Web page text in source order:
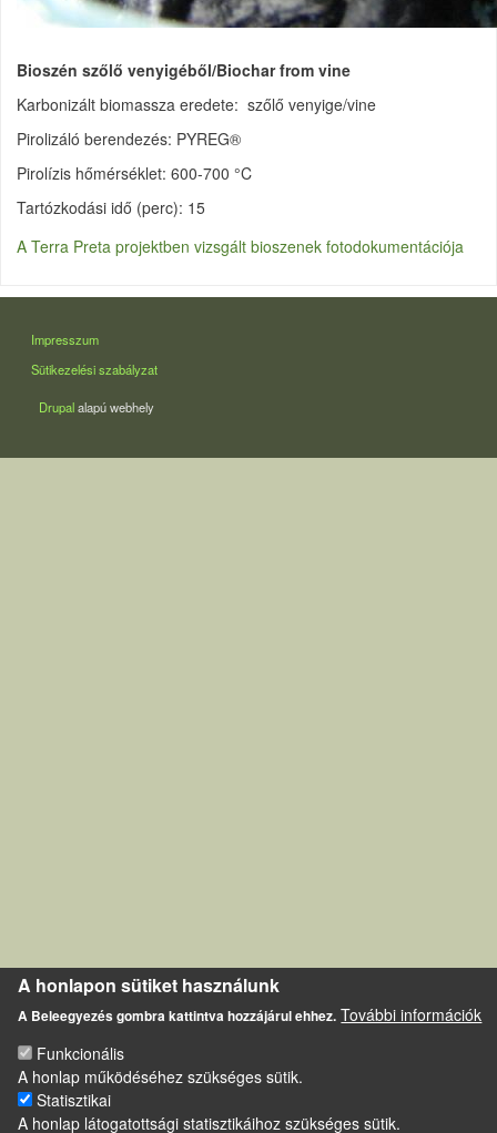
Bioszén szőlő venyigéből/Biochar from vine
Karbonizált biomassza eredete: szőlő venyige/vine
Pirolizáló berendezés: PYREG®
Pirolízis hőmérséklet: 600-700 °C
Tartózkodási idő (perc): 15
A Terra Preta projektben vizsgált bioszenek fotodokumentációja
LÁBLÉC
Impresszum
Sütikezelési szabályzat
Drupalalapú webhely
A honlapon sütiket használunk
A Beleegyezés gombra kattintva hozzájárul ehhez. További információk
Funkcionális
A honlap működéséhez szükséges sütik.
Statisztikai
A honlap látogatottsági statisztikáihoz szükséges sütik.